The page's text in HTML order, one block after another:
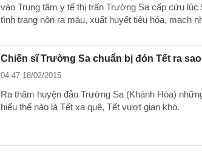
vào Trung tâm y tế thị trấn Trường Sa cấp cứu lúc
tình trạng nôn ra máu, xuất huyết tiêu hóa, mạch
Chiến sĩ Trường Sa chuẩn bị đón Tết ra
04:47 18/02/2015
Ra thăm huyện đảo Trường Sa (Khánh Hòa)
hiểu thế nào là Tết xa quê, Tết vượt gian khó.